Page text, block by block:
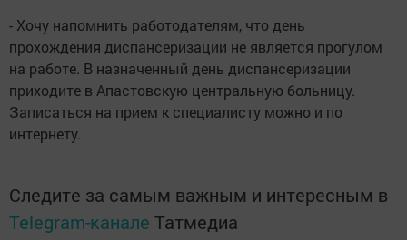
- Хочу напомнить работодателям, что день
прохождения диспансеризации не является прогулом
на работе. В назначенный день диспансеризации
приходите в Апастовскую центральную больницу.
Записаться на прием к специалисту можно и по
интернету.
Следите за самым важным и интересным в
Telegram-канале Татмедиа